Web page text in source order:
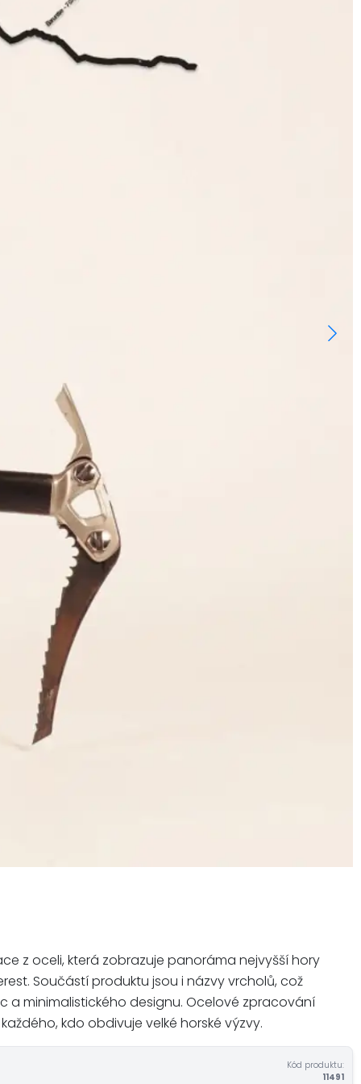
z oceli, která zobrazuje panoráma nejvyšší hory
Součástí produktu jsou i názvy vrcholů, což
a minimalistického designu. Ocelové zpracování
kdo obdivuje velké horské výzvy.
Kód produktu:
11491